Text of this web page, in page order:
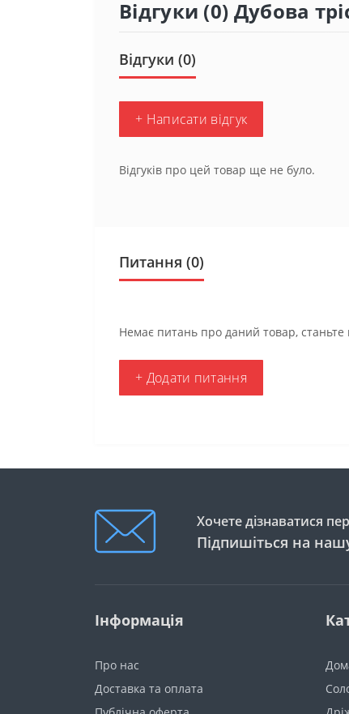
Відгуки (0) Дубова
Відгуки (0)
+ Написати відгук
Відгуків про цей товар ще не було.
Питання (0)
Немає питань про даний товар,
+ Додати питання
Хочете дізнаватися
Підпишіться на
Інформація
Про нас
Доставка та оплата